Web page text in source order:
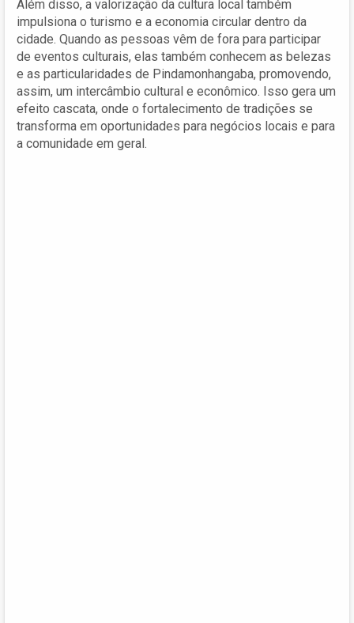
Além disso, a valorização da cultura local também
impulsiona o turismo e a economia circular dentro da
cidade. Quando as pessoas vêm de fora para participar
de eventos culturais, elas também conhecem as belezas
e as particularidades de Pindamonhangaba, promovendo,
assim, um intercâmbio cultural e econômico. Isso gera um
efeito cascata, onde o fortalecimento de tradições se
transforma em oportunidades para negócios locais e para
a comunidade em geral.